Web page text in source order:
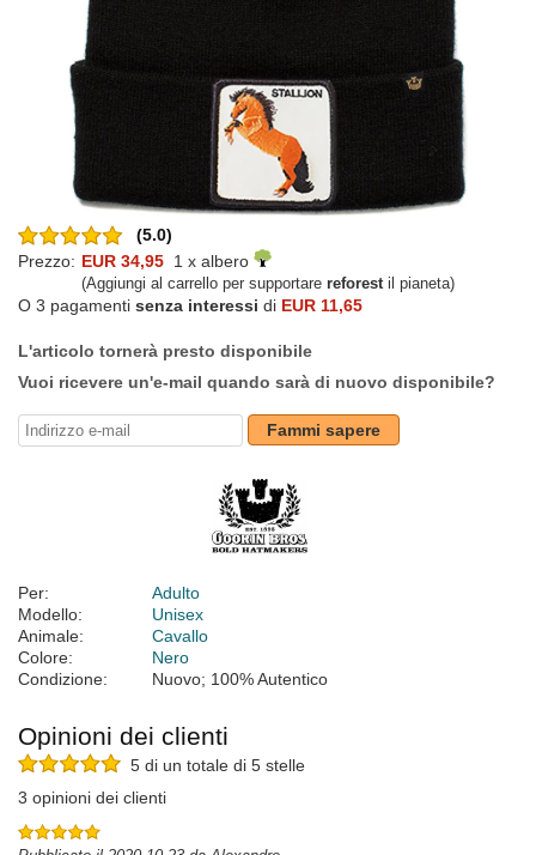
(5.0)
Prezzo: EUR 34,95 1 x albero
(Aggiungi al carrello per supportare reforestil pianeta)
O 3 pagamenti senza interessi di EUR 11,65
L'articolo tornerà presto disponibile
Vuoi ricevere un'e-mail quando sarà di nuovo disponibile?
Fammi sapere
Per:
Adulto
Modello:
Unisex
Animale:
Cavallo
Colore:
Nero
Condizione:
Nuovo; 100% Autentico
Opinioni dei clienti
5 di un totale di 5 stelle
3 opinioni dei clienti